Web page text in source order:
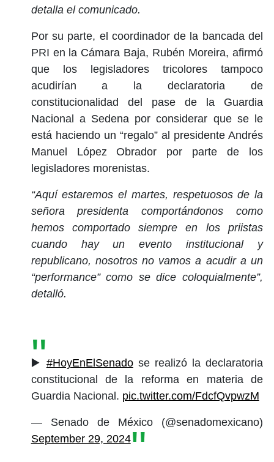
detalla el comunicado.
Por su parte, el coordinador de la bancada del
PRI en la Cámara Baja, Rubén Moreira, afirmó
que los legisladores tricolores tampoco
acudirían a la declaratoria de
constitucionalidad del pase de la Guardia
Nacional a Sedena por considerar que se le
está haciendo un “regalo” al presidente Andrés
Manuel López Obrador por parte de los
legisladores morenistas.
“Aquí estaremos el martes, respetuosos de la
señora presidenta comportándonos como
hemos comportado siempre en los priistas
cuando hay un evento institucional y
republicano, nosotros no vamos a acudir a un
“performance” como se dice coloquialmente”,
detalló.
▶️ #HoyEnElSenadose realizó la declaratoria
constitucional de la reforma en materia de
Guardia Nacional. pic.twitter.com/FdcfQvpwzM
— Senado de México (@senadomexicano)
September 29, 2024